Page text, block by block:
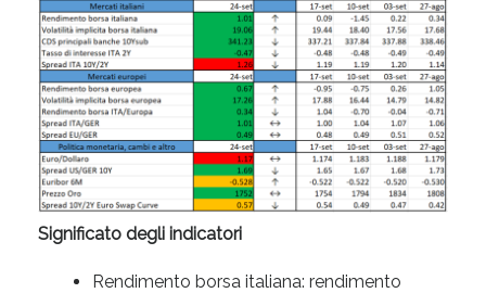
Significato degli indicatori
Rendimento borsa italiana: rendimento